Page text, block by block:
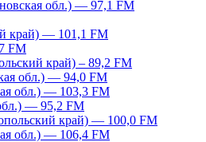
обл.) — 97,1 FM
край) — 101,1 FM
FM
край) – 89,2 FM
обл.) — 94,0 FM
обл.) — 103,3 FM
— 95,2 FM
край) — 100,0 FM
обл.) — 106,4 FM